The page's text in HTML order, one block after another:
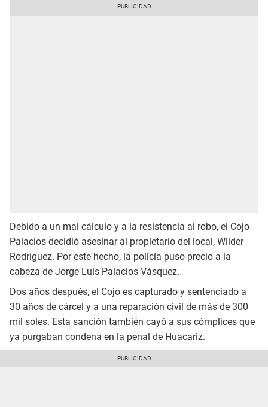
Debido a un mal cálculo y a la resistencia al robo, el Cojo
Palacios decidió asesinar al propietario del local, Wilder
Rodríguez. Por este hecho, la policía puso precio a la
cabeza de Jorge Luis Palacios Vásquez.
Dos años después, el Cojo es capturado y sentenciado a
30 años de cárcel y a una reparación civil de más de 300
mil soles. Esta sanción también cayó a sus cómplices que
ya purgaban condena en la penal de Huacariz.